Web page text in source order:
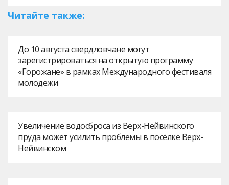
Читайте также:
До 10 августа свердловчане могут
зарегистрироваться на открытую программу
«Горожане» в рамках Международного фестиваля
молодежи
Увеличение водосброса из Верх-Нейвинского
пруда может усилить проблемы в посёлке Верх-
Нейвинском